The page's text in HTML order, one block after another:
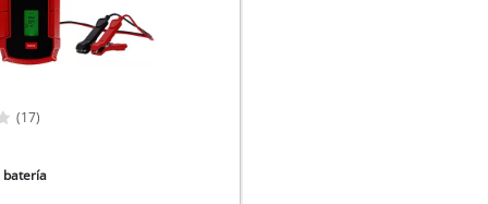
(17)
batería